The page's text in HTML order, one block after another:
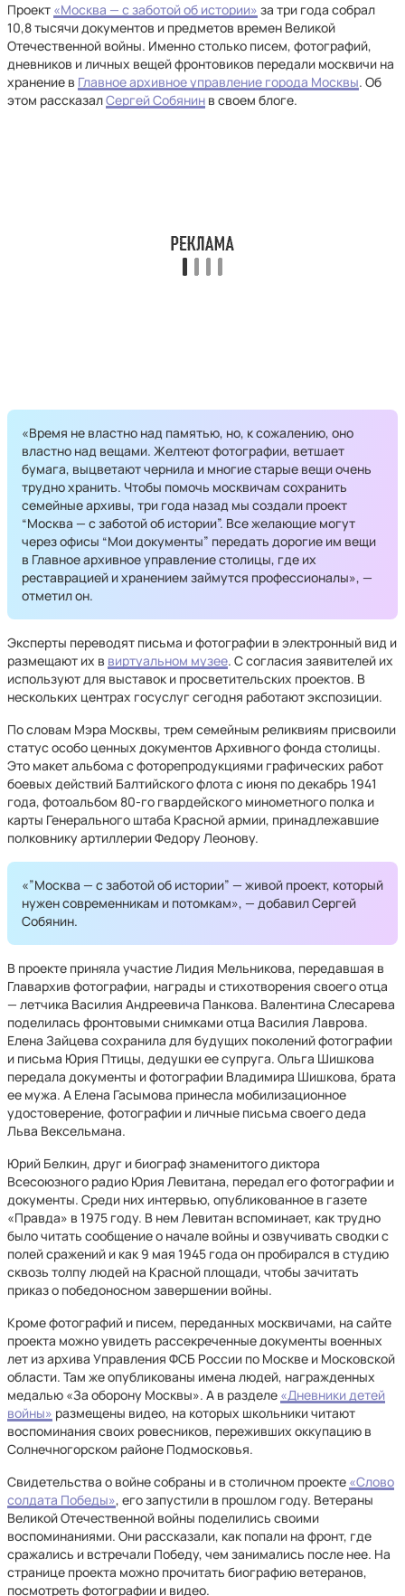
Проект «Москва — с заботой об истории» за три года собрал
10,8 тысячи документов и предметов времен Великой
Отечественной войны. Именно столько писем, фотографий,
дневников и личных вещей фронтовиков передали москвичи на
хранение в Главное архивное управление города Москвы. Об
этом рассказалСергей Собянин в своем блоге.
«Время не властно над памятью, но, к сожалению, оно
властно над вещами. Желтеют фотографии, ветшает
бумага, выцветают чернила и многие старые вещи очень
трудно хранить. Чтобы помочь москвичам сохранить
семейные архивы, три года назад мы создали проект
“Москва — с заботой об истории”. Все желающие могут
через офисы “Мои документы” передать дорогие им вещи
в Главное архивное управление столицы, где их
реставрацией и хранением займутся профессионалы», —
отметил он.
Эксперты переводят письма и фотографии в электронный вид и
размещают их в виртуальном музее. С согласия заявителей их
используют для выставок и просветительских проектов. В
нескольких центрах госуслуг сегодня работают экспозиции.
По словам Мэра Москвы, трем семейным реликвиям присвоили
статус особо ценных документов Архивного фонда столицы.
Это макет альбома с фоторепродукциями графических работ
боевых действий Балтийского флота с июня по декабрь 1941
года, фотоальбом 80-го гвардейского минометного полка и
карты Генерального штаба Красной армии, принадлежавшие
полковнику артиллерии Федору Леонову.
«”Москва — с заботой об истории” — живой проект, который
нужен современникам и потомкам», — добавил Сергей
Собянин.
В проекте приняла участие Лидия Мельникова, передавшая в
Главархив фотографии, награды и стихотворения своего отца
— летчика Василия Андреевича Панкова. Валентина Слесарева
поделилась фронтовыми снимками отца Василия Лаврова.
Елена Зайцева сохранила для будущих поколений фотографии
и письма Юрия Птицы, дедушки ее супруга. Ольга Шишкова
передала документы и фотографии Владимира Шишкова, брата
ее мужа. А Елена Гасымова принесла мобилизационное
удостоверение, фотографии и личные письма своего деда
Льва Вексельмана.
Юрий Белкин, друг и биограф знаменитого диктора
Всесоюзного радио Юрия Левитана, передал его фотографии и
документы. Среди них интервью, опубликованное в газете
«Правда» в 1975 году. В нем Левитан вспоминает, как трудно
было читать сообщение о начале войны и озвучивать сводки с
полей сражений и как 9 мая 1945 года он пробирался в студию
сквозь толпу людей на Красной площади, чтобы зачитать
приказ о победоносном завершении войны.
Кроме фотографий и писем, переданных москвичами, на сайте
проекта можно увидеть рассекреченные документы военных
лет из архива Управления ФСБ России по Москве и Московской
области. Там же опубликованы имена людей, награжденных
медалью «За оборону Москвы». А в разделе «Дневники детей
войны» размещены видео, на которых школьники читают
воспоминания своих ровесников, переживших оккупацию в
Солнечногорском районе Подмосковья.
Свидетельства о войне собраны и в столичном проекте «Слово
солдата Победы», его запустили в прошлом году. Ветераны
Великой Отечественной войны поделились своими
воспоминаниями. Они рассказали, как попали на фронт, где
сражались и встречали Победу, чем занимались после нее. На
странице проекта можно прочитать биографию ветеранов,
посмотреть фотографии и видео.